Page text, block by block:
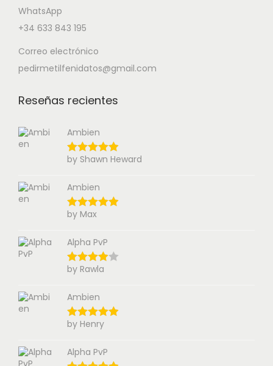
WhatsApp
+34 633 843 195
Correo electrónico
pedirmetilfenidatos@gmail.com
Reseñas recientes
Ambien
by Shawn Heward
Ambien
by Max
Alpha PvP
by Rawla
Ambien
by Henry
Alpha PvP